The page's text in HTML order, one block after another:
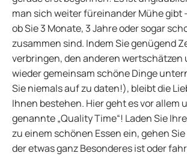
man sich weiter füreinander Mühe gibt
ob Sie 3 Monate, 3 Jahre oder sogar
zusammen sind. Indem Sie genügend
verbringen, den anderen wertschätzen
wieder gemeinsam schöne Dinge
Sie niemals auf zu daten!), bleibt die
Ihnen bestehen. Hier geht es vor allem
genannte „Quality Time“! Laden Sie
zu einem schönen Essen ein, gehen
der etwas ganz Besonderes ist oder